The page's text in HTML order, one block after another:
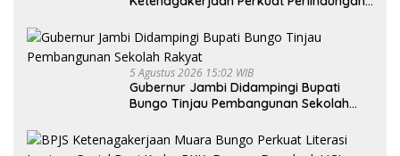
5 Agustus 2026 15:02 WIB
Gubernur Jambi Didampingi Bupati
Bungo Tinjau Pembangunan Sekolah